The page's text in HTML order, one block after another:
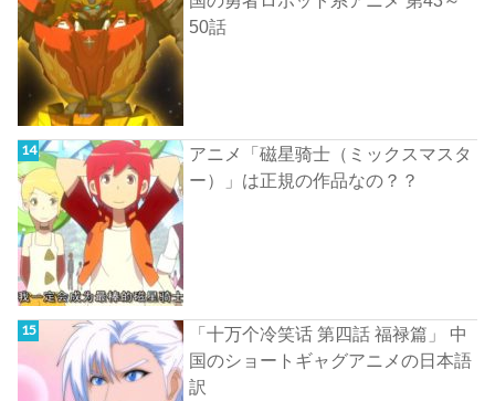
50話
アニメ「磁星骑士（ミックスマスタ
ー）」は正規の作品なの？？
「十万个冷笑话 第四話 福禄篇」 中
国のショートギャグアニメの日本語
訳